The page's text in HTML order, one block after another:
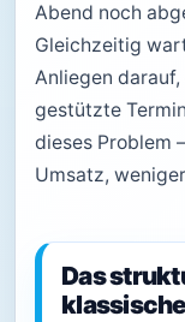
Abend noch
Gleichzeitig
Anliegen
gestützte
dieses Problem
Umsatz,
Das